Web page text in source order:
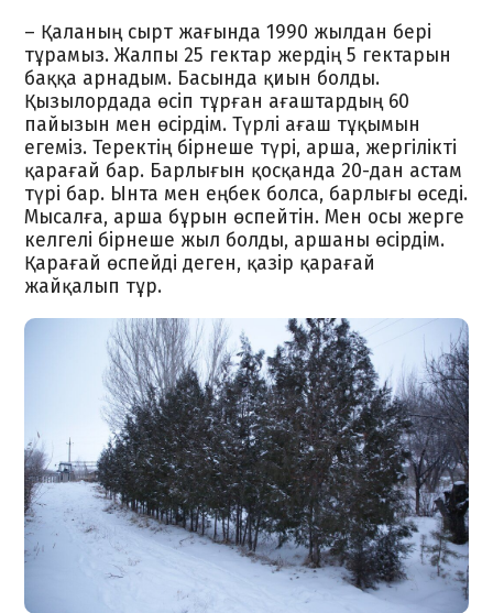
– Қаланың сырт жағында 1990 жылдан бері
тұрамыз. Жалпы 25 гектар жердің 5 гектарын
баққа арнадым. Басында қиын болды.
Қызылордада өсіп тұрған ағаштардың 60
пайызын мен өсірдім. Түрлі ағаш тұқымын
егеміз. Теректің бірнеше түрі, арша, жергілікті
қарағай бар. Барлығын қосқанда 20-дан астам
түрі бар. Ынта мен еңбек болса, барлығы өседі.
Мысалға, арша бұрын өспейтін. Мен осы жерге
келгелі бірнеше жыл болды, аршаны өсірдім.
Қарағай өспейді деген, қазір қарағай
жайқалып тұр.